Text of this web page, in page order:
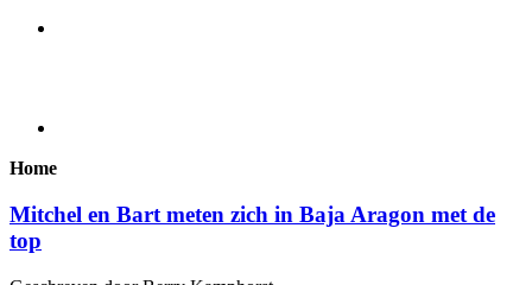
Home
Mitchel en Bart meten zich in Baja Aragon met de
top